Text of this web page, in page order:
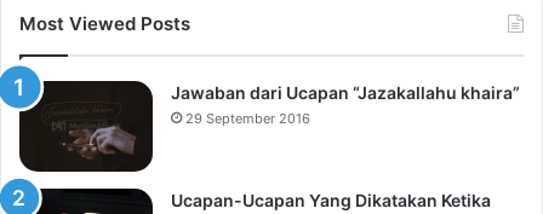
Most Viewed Posts
Jawaban dari Ucapan “Jazakallahu khaira”
29 September 2016
Ucapan-Ucapan Yang Dikatakan Ketika